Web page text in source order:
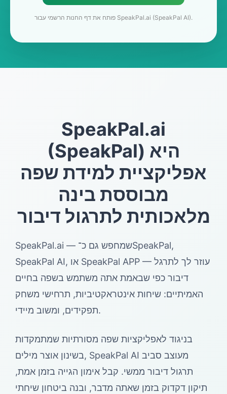
פותח את דף החנות הרשמי עבור SpeakPal.ai (SpeakPal AI).
SpeakPal.ai
(SpeakPal) היא
אפליקציית למידת שפה
מבוססת בינה
מלאכותית לתרגול דיבור
SpeakPal.ai — שמחפש גם כ־SpeakPal,
SpeakPal AI, או SpeakPal APP — עוזר לך לתרגל
דיבור כפי שבאמת אתה משתמש בשפה בחיים
האמיתיים: שיחות אינטראקטיביות, תרחישי משחק
תפקידים, ומשוב מיידי.
בניגוד לאפליקציות שפה מסורתיות שמתמקדות
בשינון אוצר מילים, SpeakPal AI מעוצב סביב
תרגול דיבור ממשי. קבל אימון הגייה בזמן אמת,
תיקון דקדוק בזמן שאתה מדבר, ובנה ביטחון שיחתי